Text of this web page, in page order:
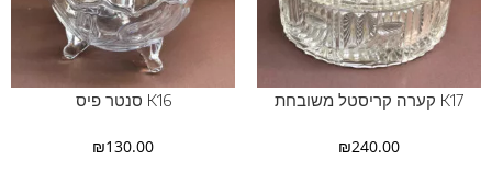
K17 קערה קריסטל משובחת
₪240.00
K16 סנטר פיס
₪130.00